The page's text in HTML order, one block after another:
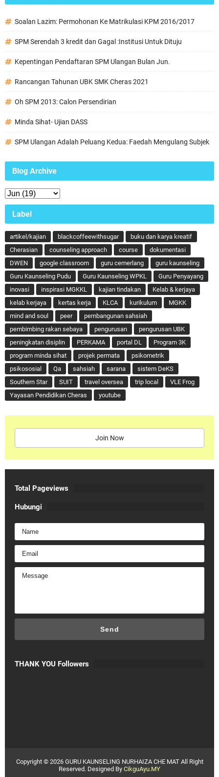
Soalan Lazim: Permohonan Ke Matrikulasi KPM 2016/2017
SPM Serendah 3 kredit dan Gagal :Institusi Untuk Dituju
Kepentingan Pendaftaran SPM Ulangan Bulan Jun.
Rancangan Tahunan UBK SMK Cheras 2021
Oh SPM 2013: Calon Persendirian
Minda Sihat- Ujian DASS
SPM Ulangan Adalah Peluang Kedua: Faedah Mengulang Subjek
Blog Archive
Label
artikel/kajian blackcoffeewithsugar
buku dan karya kreatif
Cherasian
counseling approach course
dokumentasi
DWEN
google classroom guru cemerlang
guru kaunseling
Guru Kaunseling Pudu
Guru Kaunseling WPKL
Guru Penyayang
inovasi
inspirasi MGKKL kajian tindakan
Kelab & kerjaya
kelab kerjaya
kertas kerja KLCA kurikulum
MGKK
mind and soul
peer
pembangunan sahsiah
pembimbing rakan sebaya
pengurusan
pengurusan UBK
peningkatan disiplin
PERKAMA portal DL
Program 3K
program minda sihat
projek permata
psikometrik
psikososial
Qa sahsiah sarana
sistem DeKS
Southern Star
SUIT travel oversea trip local
VLE Frog
Yayasan Pendidikan Cheras
youtube
Join Now
Total Pageviews
Hubungi
THANK YOU Followers
Copyright © 2026 GURU KAUNSELING NURHAIZA CHE MAT All Right
Reserved. Designed By CikguAyu.MY